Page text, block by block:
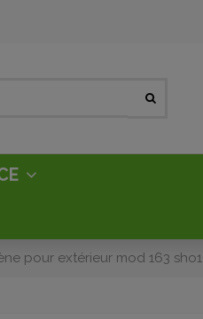
pour extérieur mod 163